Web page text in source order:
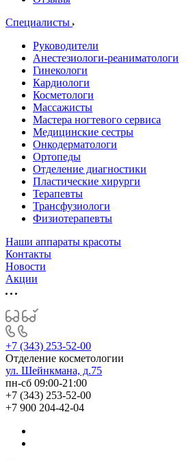
Специалисты
Руководители
Анестезиологи-реаниматологи
Гинекологи
Кардиологи
Косметологи
Массажисты
Мастера ногтевого сервиса
Медицинские сестры
Онкодерматологи
Ортопеды
Отделение диагностики
Пластические хирурги
Терапевты
Трансфузиологи
Физиотерапевты
Наши аппараты красоты
Контакты
Новости
Акции
+7 (343) 253-52-00
Отделение косметологии
ул. Шейнкмана, д.75
пн-сб 09:00-21:00
+7 (343) 253-52-00
+7 900 204-42-04